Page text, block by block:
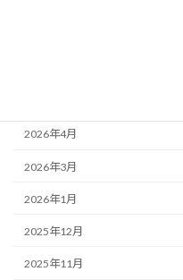
2026年4月
2026年3月
2026年1月
2025年12月
2025年11月